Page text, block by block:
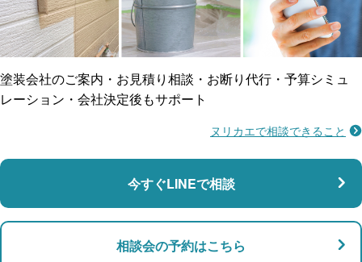
ご近所トラブルに
賠償保険
支払い対応
防水工事
マンション・アパート対応
店舗・事務所対応
塗装会社のご案内・お見積り相談・お断り代行・予算シミュ
レーション・会社決定後もサポート
ヌリカエで相談できること
今すぐLINEで相談
相談会の予約はこちら